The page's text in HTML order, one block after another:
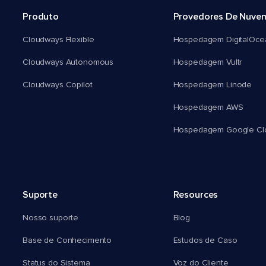
Produto
Cloudways Flexible
Cloudways Autonomous
Cloudways Copilot
Provedores De
Hospedagem
Hospedagem Vultr
Hospedagem Linode
Hospedagem AWS
Hospedagem Google
Suporte
Nosso suporte
Base de Conhecimento
Status do Sistema
Resources
Blog
Estudos de Caso
Voz do Cliente